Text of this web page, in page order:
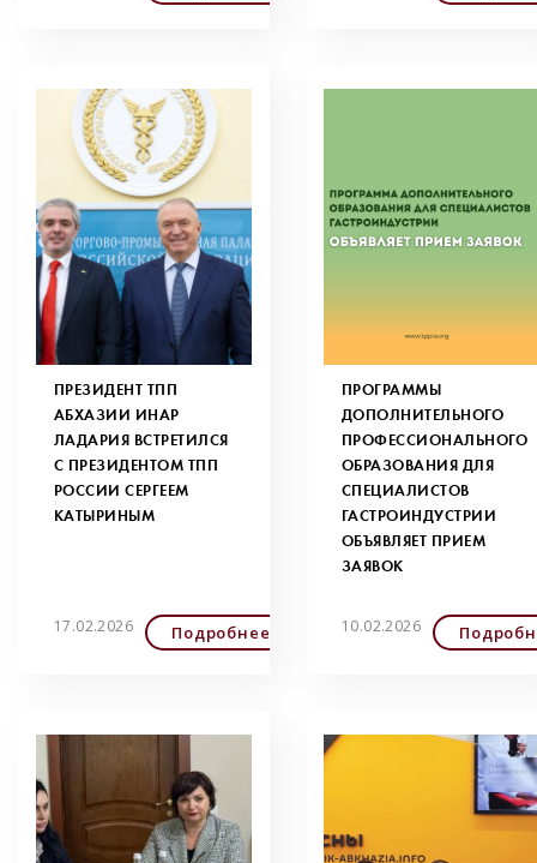
ПРЕЗИДЕНТ ТПП
АБХАЗИИ ИНАР
ЛАДАРИЯ ВСТРЕТИЛСЯ
С ПРЕЗИДЕНТОМ ТПП
РОССИИ СЕРГЕЕМ
КАТЫРИНЫМ
17.02.2026 Подробнее
ПРОГРАММЫ
ДОПОЛНИТЕЛЬНОГО
ПРОФЕССИОНАЛЬНОГО
ОБРАЗОВАНИЯ ДЛЯ
СПЕЦИАЛИСТОВ
ГАСТРОИНДУСТРИИ
ОБЪЯВЛЯЕТ ПРИЕМ
ЗАЯВОК
10.02.2026